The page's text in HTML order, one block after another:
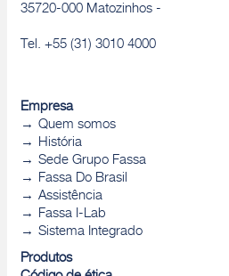
35720-000 Matozinhos -
Tel. +55 (31) 3010 4000
Empresa
Quem somos
História
Sede Grupo Fassa
Fassa Do Brasil
Assistência
Fassa I-Lab
Sistema Integrado
Produtos